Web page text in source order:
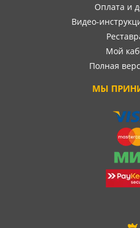
Оплата и
Видео-
Мой
Полная
МЫ